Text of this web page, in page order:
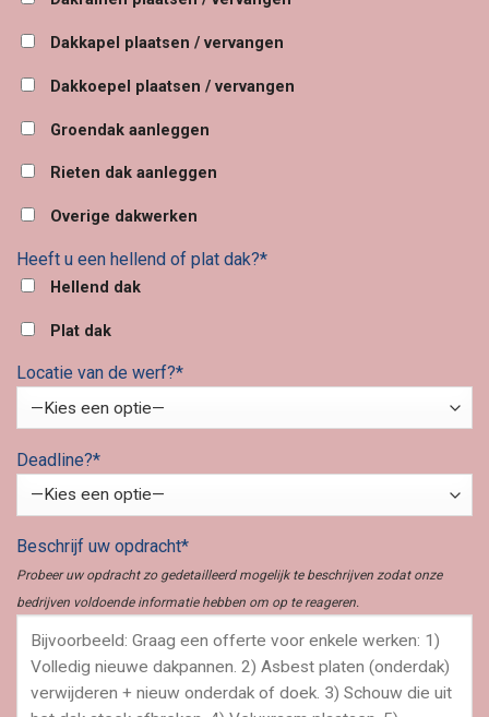
Dakkapel plaatsen / vervangen
Dakkoepel plaatsen / vervangen
Groendak aanleggen
Rieten dak aanleggen
Overige dakwerken
Heeft u een hellend of plat dak?*
Hellend dak
Plat dak
Locatie van de werf?*
Deadline?*
Beschrijf uw opdracht*
Probeer uw opdracht zo gedetailleerd mogelijk te beschrijven zodat onze
bedrijven voldoende informatie hebben om op te reageren.